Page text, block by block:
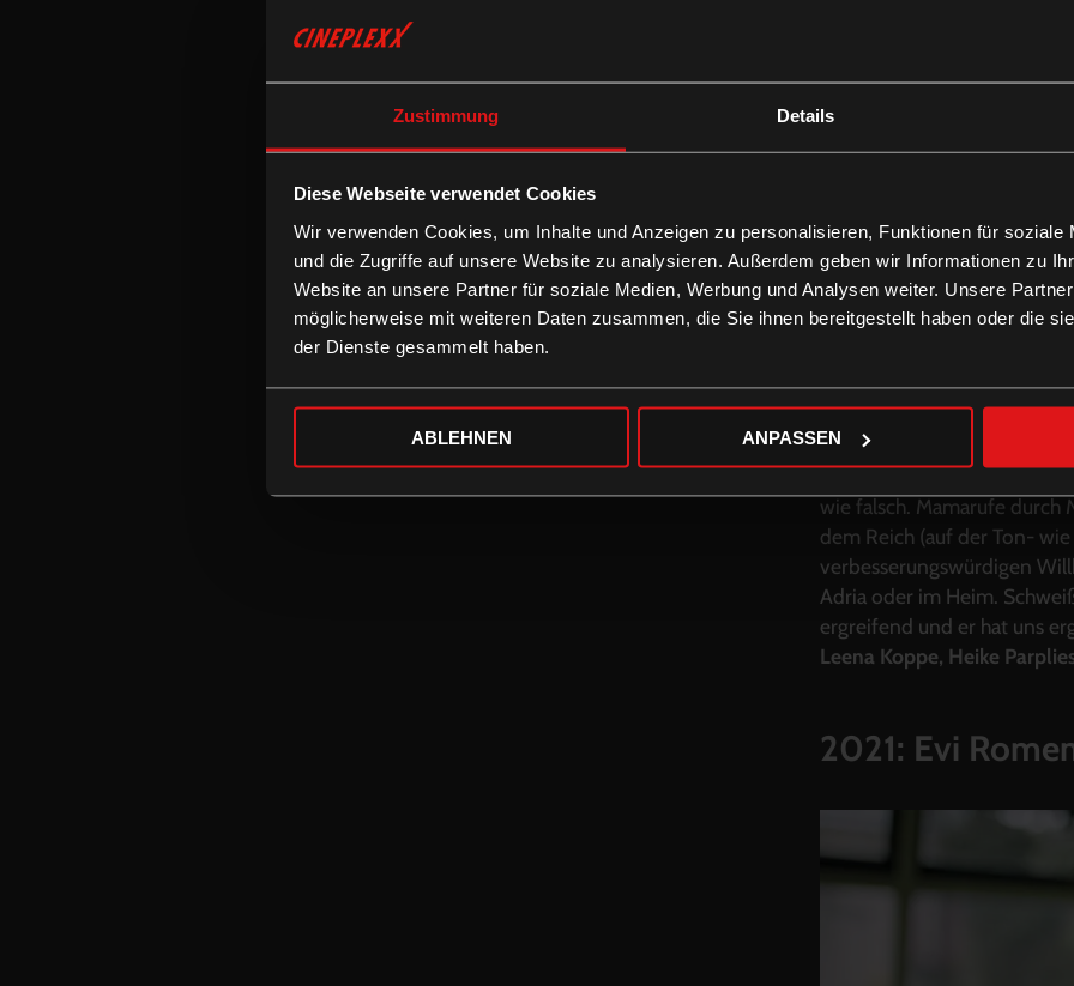
Zustimmung Details
Diese Webseite verwendet Cookies
Wir verwenden Cookies, um Inhalte und Anzeigen zu personalisieren, Funktionen für soziale
und die Zugriffe auf unsere Website zu analysieren. Außerdem geben wir Informationen zu
Website an unsere Partner für soziale Medien, Werbung und Analysen weiter. Unsere
möglicherweise mit weiteren Daten zusammen, die Sie ihnen bereitgestellt haben oder die
der Dienste gesammelt haben.
ABLEHNEN ANPASSEN
„Dieser Film ist eine
Versuch der Generationen.
Wasser gebaut,
und Thanatos aus dem
wie falsch. Mamarufe durch
dem Reich (auf der Ton-
verbesserungswürdigen
Adria oder im Heim.
ergreifend und er hat uns
Leena Koppe, Heike
2021: Evi